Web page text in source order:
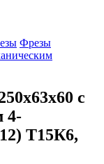
Фрезы
с
4-
Т15К6,